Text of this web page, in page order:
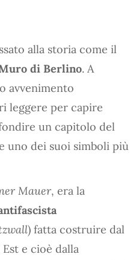
alla storia come il
di Berlino. A
avvenimento
leggere per capire
un capitolo del
uno dei suoi simboli più
Mauer, era la
) fatta costruire dal
e cioè dalla